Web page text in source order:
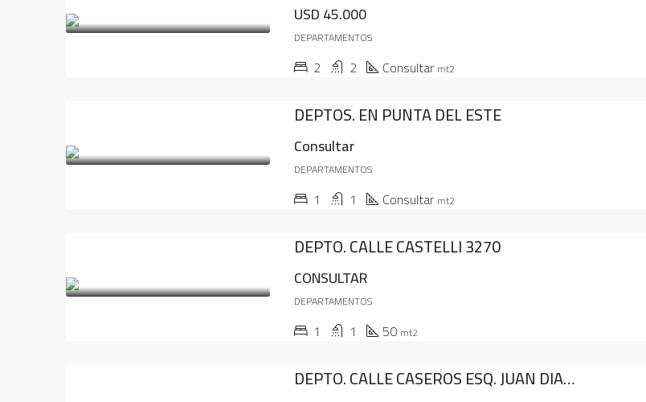
USD 45.000
DEPARTAMENTOS
2 2 Consultar mt2
DEPTOS. EN PUNTA DEL ESTE
Consultar
DEPARTAMENTOS
1 1 Consultar mt2
DEPTO. CALLE CASTELLI 3270
CONSULTAR
DEPARTAMENTOS
1 1 50 mt2
DEPTO. CALLE CASEROS ESQ. JUAN DIAZ DE SOLIS